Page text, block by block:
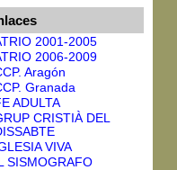
2001-2005
2006-2009
Aragón
Granada
ADULTA
CRISTIÀ DEL
VIVA
IL SISMOGRAFO